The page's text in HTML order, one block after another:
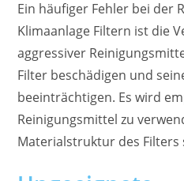
Ein häufiger Fehler bei der
Klimaanlage Filtern ist die
aggressiver
Filter beschädigen und
beeinträchtigen. Es wird
Reinigungsmittel zu
Materialstruktur des Filters